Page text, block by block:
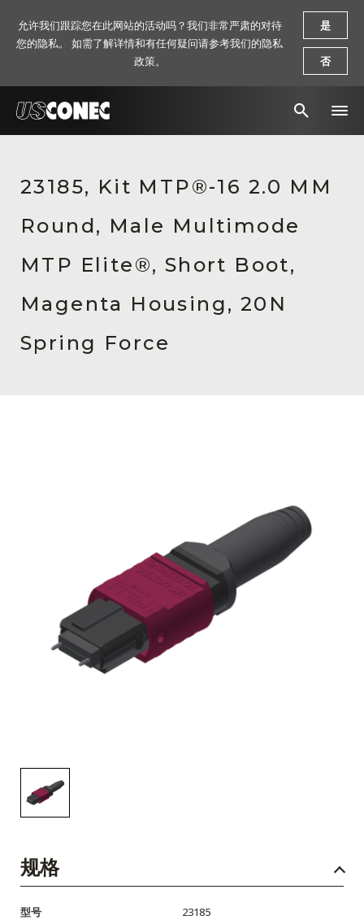
解决方案
产品
资源
关于我们
23185, Kit MTP®-16 2.0 MM
Round, Male Multimode
MTP Elite®, Short Boot,
Magenta Housing, 20N
Spring Force
规格
型号 23185
允许我们跟踪您在此网站的活动吗？我们非常严肃的对待
您的隐私。 如需了解详情和有任何疑问请参考我们的隐私
政策。
是
否